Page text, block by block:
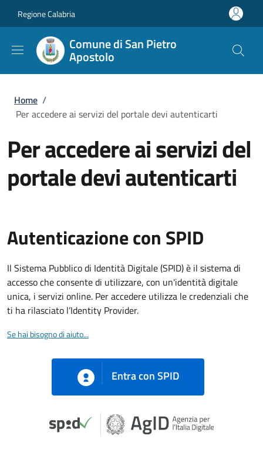
Regione Calabria
Comune di San Pietro
Apostolo
Briciole di pane
Home /
Per accedere ai servizi del portale devi autenticarti
Per accedere ai servizi del
portale devi autenticarti
Autenticazione con SPID
Il Sistema Pubblico di Identità Digitale (SPID) è il sistema di
accesso che consente di utilizzare, con un'identità digitale
unica, i servizi online. Per accedere utilizza le credenziali che
ti ha rilasciato l’Identity Provider.
Se hai bisogno di aiuto...
Entra con SPID